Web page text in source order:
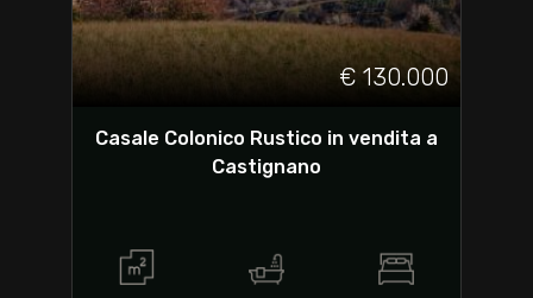
€ 130.000
Casale Colonico Rustico in vendita a
Castignano